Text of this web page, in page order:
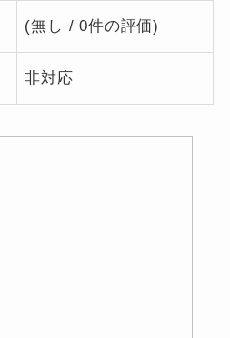
(無し / 0件の評価)
非対応